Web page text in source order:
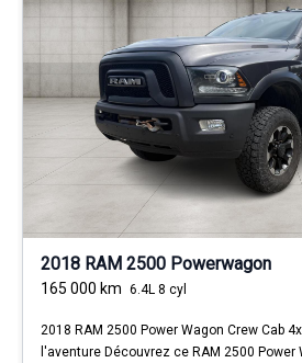
2018 RAM 2500 Powerwagon
165 000 km 6.4L 8 cyl
2018 RAM 2500 Power Wagon Crew Cab
l'aventure Découvrez ce RAM 2500